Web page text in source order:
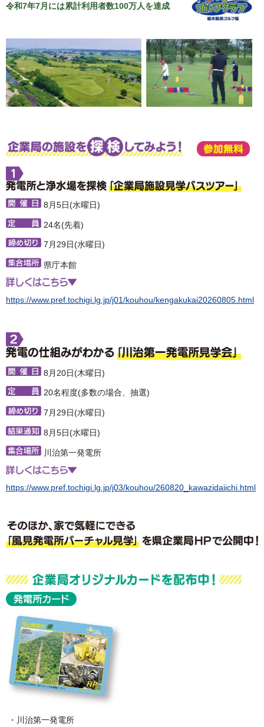
令和7年7月には累計利用者数100万人を達成
8月5日(水曜日)
24名(先着)
7月29日(水曜日)
県庁本館
https://www.pref.tochigi.lg.jp/j01/kouhou/kengakukai20260805.html
8月20日(木曜日)
20名程度(多数の場合、抽選)
7月29日(水曜日)
8月5日(水曜日)
川治第一発電所
https://www.pref.tochigi.lg.jp/j03/kouhou/260820_kawazidaiichi.html
・川治第一発電所